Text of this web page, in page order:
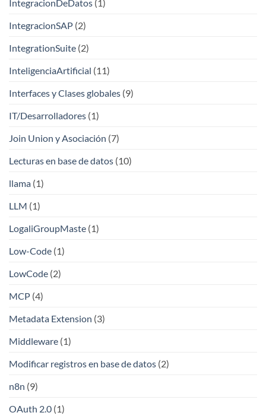
IntegracionDeDatos (1)
IntegracionSAP (2)
IntegrationSuite (2)
InteligenciaArtificial (11)
Interfaces y Clases globales (9)
IT/Desarrolladores (1)
Join Union y Asociación (7)
Lecturas en base de datos (10)
llama (1)
LLM (1)
LogaliGroupMaste (1)
Low-Code (1)
LowCode (2)
MCP (4)
Metadata Extension (3)
Middleware (1)
Modificar registros en base de datos (2)
n8n (9)
OAuth 2.0 (1)